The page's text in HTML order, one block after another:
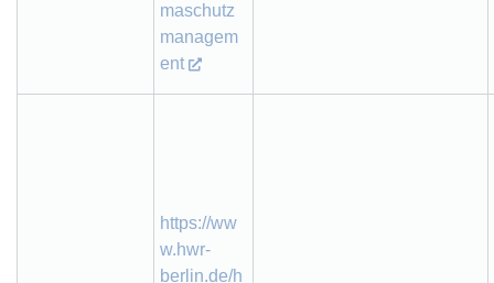
maschutz
managem
ent
https://ww
w.hwr-
berlin.de/h